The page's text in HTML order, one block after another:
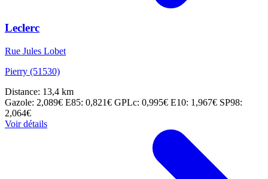
Leclerc
Rue Jules Lobet
Pierry (51530)
Distance: 13,4 km
Gazole: 2,089€ E85: 0,821€ GPLc: 0,995€ E10: 1,967€ SP98:
2,064€
Voir détails